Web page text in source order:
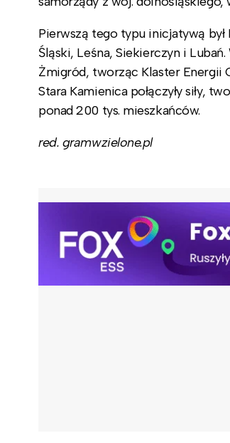
Pierwszą tego typu inicjatywą
Śląski, Leśna, Siekierczyn i
Żmigród, tworząc Klaster Energii
Stara Kamienica połączyły siły,
ponad 200 tys. mieszkańców.
red. gramwzielone.pl